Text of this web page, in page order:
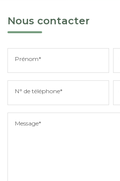
Nous contacter
Prénom*
N° de téléphone*
Message*